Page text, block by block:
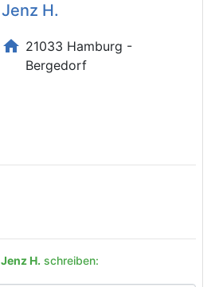
Jenz H.
home 21033 Hamburg -
Bergedorf
Jenz H. schreiben: